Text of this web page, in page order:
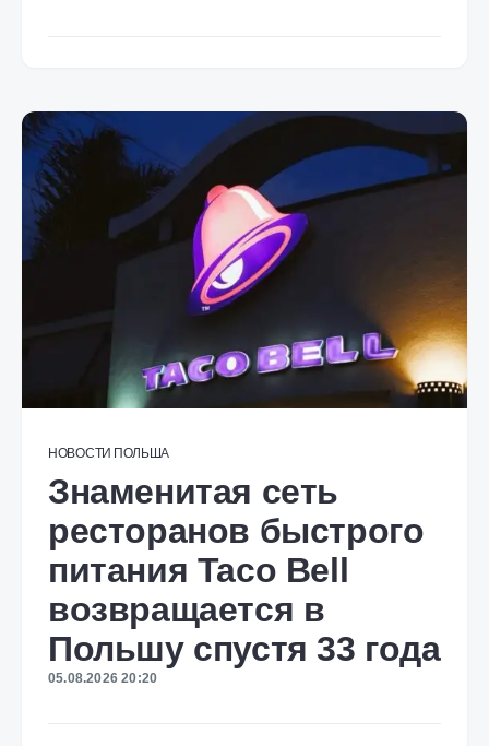
НОВОСТИ ПОЛЬША
Знаменитая сеть
ресторанов быстрого
питания Taco Bell
возвращается в
Польшу спустя 33 года
05.08.2026 20:20